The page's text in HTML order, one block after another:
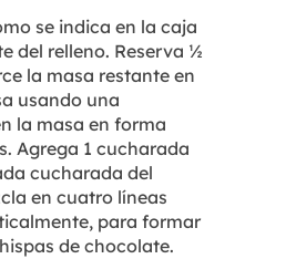
se indica en la caja
del relleno. Reserva ½
la masa restante en
usando una
la masa en forma
Agrega 1 cucharada
cucharada del
en cuatro líneas
para formar
de chocolate.